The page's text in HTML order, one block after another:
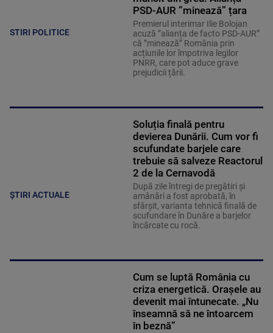
STIRI POLITICE
PSD-AUR ”minează” țara
Premierul interimar Ilie Bolojan
acuză ”alianța de facto PSD-AUR”
că ”minează” România prin
acțiunile lor împotriva legilor
PNRR, care pot aduce grave
prejudicii țării.
ȘTIRI ACTUALE
Soluția finală pentru
devierea Dunării. Cum vor fi
scufundate barjele care
trebuie să salveze Reactorul
2 de la Cernavodă
După zile întregi de pregătiri și
amânări a fost aprobată, în
sfârșit, varianta tehnică finală de
scufundare în Dunăre a barjelor
încărcate cu rocă.
Cum se luptă România cu
criza energetică. Orașele au
devenit mai întunecate. „Nu
înseamnă să ne întoarcem
în beznă”